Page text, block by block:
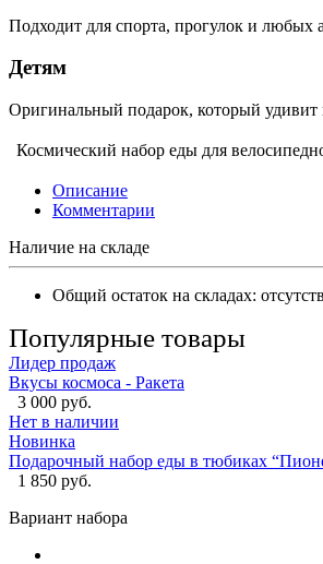
Подходит для спорта, прогулок и любых
Детям
Оригинальный подарок, который удивит
Космический набор еды для
Описание
Комментарии
Наличие на складе
Общий остаток на складах:
Популярные товары
Лидер продаж
Вкусы космоса - Ракета
3 000 руб.
Нет в наличии
Новинка
Подарочный набор еды в тюбиках
1 850 руб.
Вариант набора